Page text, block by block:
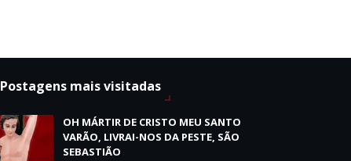
Postagens mais visitadas
OH MÁRTIR DE CRISTO MEU SANTO
VARÃO, LIVRAI-NOS DA PESTE, SÃO
SEBASTIÃO